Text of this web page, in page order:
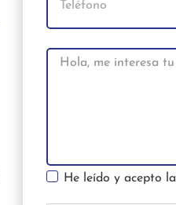
He leído y acepto la